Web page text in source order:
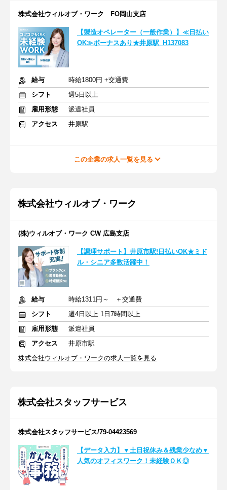
株式会社ウィルオブ・ワーク FO岡山支店
【製造オペレーター（一般作業）】≪日払い
OK≫ボーナスあり★井原駅_H137083
給与
時給1800円 +交通費
シフト
週5日以上
雇用形態
派遣社員
アクセス
井原駅
この企業の求人一覧を見る
株式会社ウィルオブ・ワーク
(株)ウィルオブ・ワーク CW 広島支店
【調理サポート】井原市駅!日払いOK★ミド
ル・シニア多数活躍中！
給与
時給1311円～ ＋交通費
シフト
週4日以上 1日7時間以上
雇用形態
派遣社員
アクセス
井原市駅
株式会社ウィルオブ・ワークの求人一覧を見る
株式会社スタッフサービス
株式会社スタッフサービス/79-04423569
【データ入力】▼土日祝休み＆残業少なめ▼
人気のオフィスワーク！未経験ＯＫ◎